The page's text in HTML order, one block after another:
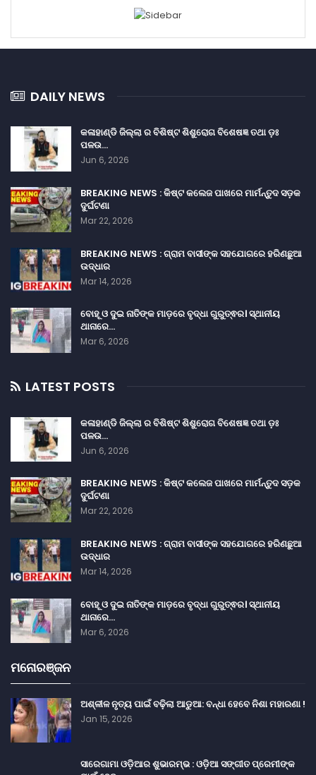
DAILY NEWS
କଳାହାଣ୍ଡି ଜିଲ୍ଲା ର ବିଶିଷ୍ଟ ଶିଶୁରୋଗ ବିଶେଷଜ୍ଞ ତଥା ଡ଼ଃ
ପଳଉ…
Jun 6, 2026
BREAKING NEWS : କିଷ୍ଟ କଲେଜ ପାଖରେ ମାର୍ମନ୍ତୁଦ ସଡ଼କ
ଦୁର୍ଘଟଣା
Mar 22, 2026
BREAKING NEWS : ଗ୍ରାମ ବାସୀଙ୍କ ସହଯୋଗରେ ହରିଣଛୁଆ
ଉଦ୍ଧାର
Mar 14, 2026
ବୋହୂ ଓ ଦୁଇ ନାତିଙ୍କ ମାଡ଼ରେ ବୃଦ୍ଧା ଗୁରୁତ୍ଵର। ସ୍ଥାନୀୟ
ଥାନାରେ…
Mar 6, 2026
LATEST POSTS
କଳାହାଣ୍ଡି ଜିଲ୍ଲା ର ବିଶିଷ୍ଟ ଶିଶୁରୋଗ ବିଶେଷଜ୍ଞ ତଥା ଡ଼ଃ
ପଳଉ…
Jun 6, 2026
BREAKING NEWS : କିଷ୍ଟ କଲେଜ ପାଖରେ ମାର୍ମନ୍ତୁଦ ସଡ଼କ
ଦୁର୍ଘଟଣା
Mar 22, 2026
BREAKING NEWS : ଗ୍ରାମ ବାସୀଙ୍କ ସହଯୋଗରେ ହରିଣଛୁଆ
ଉଦ୍ଧାର
Mar 14, 2026
ବୋହୂ ଓ ଦୁଇ ନାତିଙ୍କ ମାଡ଼ରେ ବୃଦ୍ଧା ଗୁରୁତ୍ଵର। ସ୍ଥାନୀୟ
ଥାନାରେ…
Mar 6, 2026
ମନୋରଞ୍ଜନ
ଅଶ୍ଳୀଳ ନୃତ୍ୟ ପାଇଁ ବଢ଼ିଲା ଆଡୁଆ: ବନ୍ଧା ହେବେ ନିଶା ମହାରଣା !
Jan 15, 2026
ସାରେଗାମା ଓଡ଼ିଆର ଶୁଭାରମ୍ଭ : ଓଡ଼ିଆ ସଙ୍ଗୀତ ପ୍ରେମୀଙ୍କ